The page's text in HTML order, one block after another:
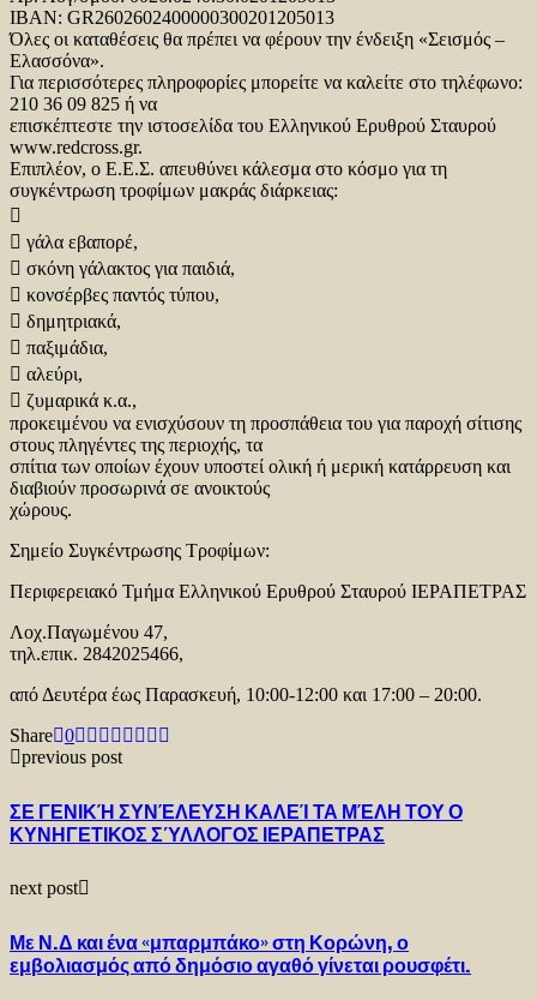
IBAN: GR2602602400000300201205013
Όλες οι καταθέσεις θα πρέπει να φέρουν την ένδειξη «Σεισμός –
Ελασσόνα».
Για περισσότερες πληροφορίες μπορείτε να καλείτε στο τηλέφωνο:
210 36 09 825 ή να
επισκέπτεστε την ιστοσελίδα του Ελληνικού Ερυθρού Σταυρού
www.redcross.gr.
Επιπλέον, ο Ε.Ε.Σ. απευθύνει κάλεσμα στο κόσμο για τη
συγκέντρωση τροφίμων μακράς διάρκειας:

 γάλα εβαπορέ,
 σκόνη γάλακτος για παιδιά,
 κονσέρβες παντός τύπου,
 δημητριακά,
 παξιμάδια,
 αλεύρι,
 ζυμαρικά κ.α.,
προκειμένου να ενισχύσουν τη προσπάθεια του για παροχή σίτισης
στους πληγέντες της περιοχής, τα
σπίτια των οποίων έχουν υποστεί ολική ή μερική κατάρρευση και
διαβιούν προσωρινά σε ανοικτούς
χώρους.
Σημείο Συγκέντρωσης Τροφίμων:
Περιφερειακό Τμήμα Ελληνικού Ερυθρού Σταυρού ΙΕΡΑΠΕΤΡΑΣ
Λοχ.Παγωμένου 47,
τηλ.επικ. 2842025466,
από Δευτέρα έως Παρασκευή, 10:00-12:00 και 17:00 – 20:00.
Share 0
previous post
ΣΕ ΓΕΝΙΚΉ ΣΥΝΈΛΕΥΣΗ ΚΑΛΕΊ ΤΑ ΜΈΛΗ ΤΟΥ Ο
ΚΥΝΗΓΕΤΙΚΟΣ ΣΎΛΛΟΓΟΣ ΙΕΡΑΠΕΤΡΑΣ
next post
Με Ν.Δ και ένα «μπαρμπάκο» στη Κορώνη, ο
εμβολιασμός από δημόσιο αγαθό γίνεται ρουσφέτι.